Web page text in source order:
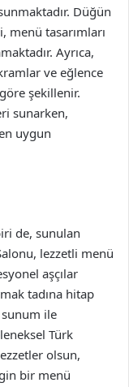
Düğün
menü tasarımları
Ayrıca,
ve eğlence
şekillenir.
sunarken,
uygun
de, sunulan
lezzetli menü
aşçılar
tadına hitap
ile
Türk
olsun,
bir menü